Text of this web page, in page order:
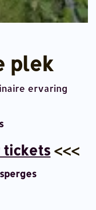
plek
ervaring
tickets<<<